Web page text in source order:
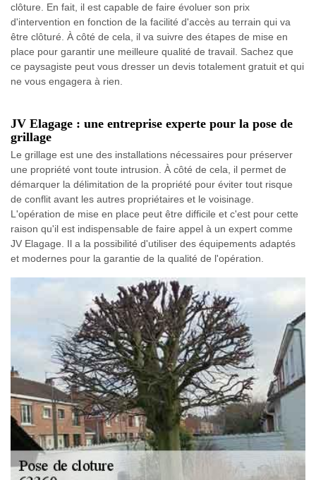
clôture. En fait, il est capable de faire évoluer son prix
d'intervention en fonction de la facilité d'accès au terrain qui va
être clôturé. À côté de cela, il va suivre des étapes de mise en
place pour garantir une meilleure qualité de travail. Sachez que
ce paysagiste peut vous dresser un devis totalement gratuit et qui
ne vous engagera à rien.
JV Elagage : une entreprise experte pour la pose de
grillage
Le grillage est une des installations nécessaires pour préserver
une propriété vont toute intrusion. À côté de cela, il permet de
démarquer la délimitation de la propriété pour éviter tout risque
de conflit avant les autres propriétaires et le voisinage.
L'opération de mise en place peut être difficile et c'est pour cette
raison qu'il est indispensable de faire appel à un expert comme
JV Elagage. Il a la possibilité d'utiliser des équipements adaptés
et modernes pour la garantie de la qualité de l'opération.